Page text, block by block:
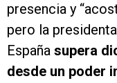
presencia y
pero la
España supera
desde un poder